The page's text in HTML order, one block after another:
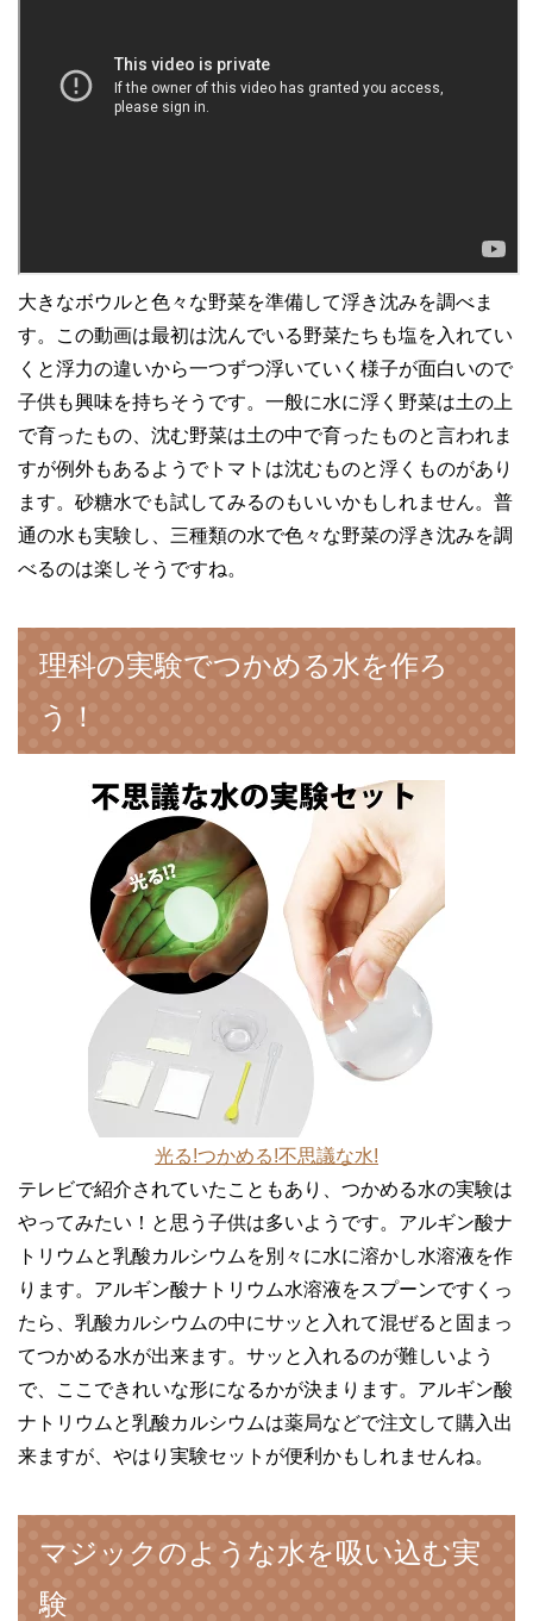
大きなボウルと色々な野菜を準備して浮き沈みを調べま
す。この動画は最初は沈んでいる野菜たちも塩を入れてい
くと浮力の違いから一つずつ浮いていく様子が面白いので
子供も興味を持ちそうです。一般に水に浮く野菜は土の上
で育ったもの、沈む野菜は土の中で育ったものと言われま
すが例外もあるようでトマトは沈むものと浮くものがあり
ます。砂糖水でも試してみるのもいいかもしれません。普
通の水も実験し、三種類の水で色々な野菜の浮き沈みを調
べるのは楽しそうですね。
理科の実験でつかめる水を作ろ
う！
光る!つかめる!不思議な水!
テレビで紹介されていたこともあり、つかめる水の実験は
やってみたい！と思う子供は多いようです。アルギン酸ナ
トリウムと乳酸カルシウムを別々に水に溶かし水溶液を作
ります。アルギン酸ナトリウム水溶液をスプーンですくっ
たら、乳酸カルシウムの中にサッと入れて混ぜると固まっ
てつかめる水が出来ます。サッと入れるのが難しいよう
で、ここできれいな形になるかが決まります。アルギン酸
ナトリウムと乳酸カルシウムは薬局などで注文して購入出
来ますが、やはり実験セットが便利かもしれませんね。
マジックのような水を吸い込む実
験